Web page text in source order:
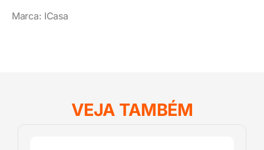
Marca: ICasa
VEJA TAMBÉM